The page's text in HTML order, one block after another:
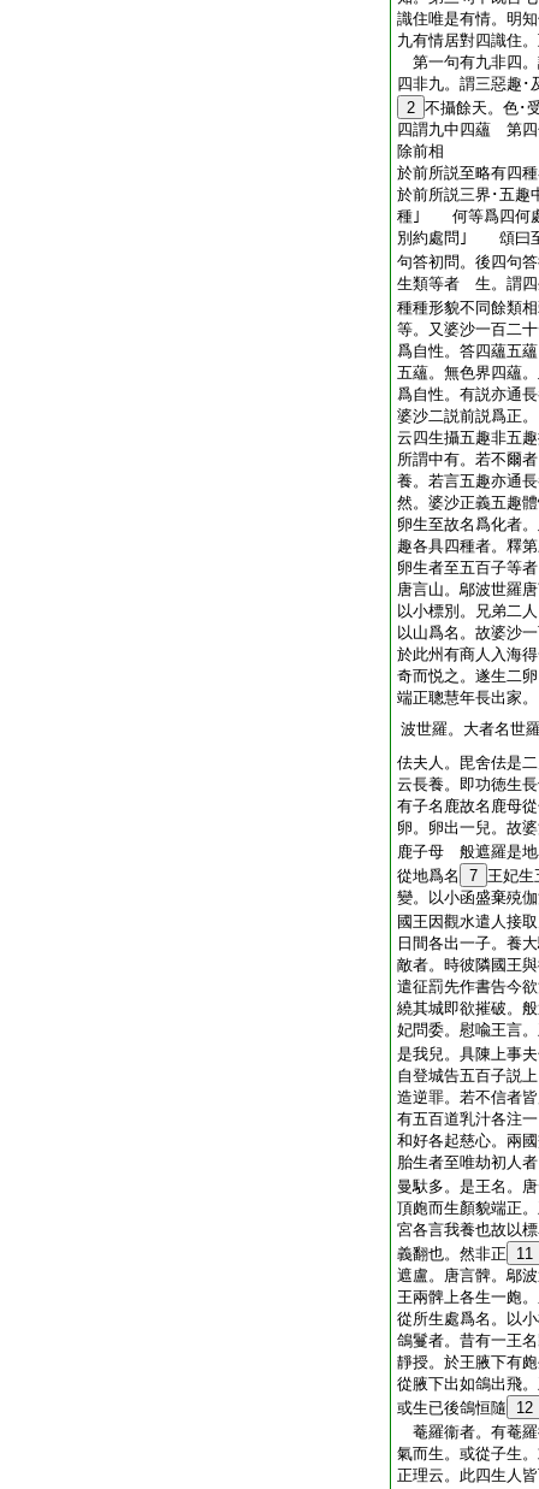
識住唯是有情。明
九有情居對四識住
第一句有九非四
四非九。謂三惡趣･
2 不攝餘天。色
四謂九中四蘊 第四
除前相
於前所説至略有四
於前所説三界･五趣
種｣ 何等爲四何處
別約處問｣ 頌曰至
句答初問。後四
生類等者 生。謂四
種種形貌不同餘類
等。又婆沙一百二
爲自性。答四蘊五
五蘊。無色界四蘊
爲自性。有説亦通
婆沙二説前説爲正
云四生攝五趣非五
所謂中有。若不爾
養。若言五趣亦通
然。婆沙正義五
卵生至故名爲化
趣各具四種者。
卵生者至五百子等
唐言山。鄔波世羅
以小標別。兄弟二
以山爲名。故婆沙
於此州有商人入海
奇而悦之。遂生二
端正聰慧年長出家
波世羅。大者名世
佉夫人。毘舍佉是
云長養。即功徳生
有子名鹿故名鹿母
卵。卵出一兒。故
鹿子母 般遮羅是地
從地爲名
7 王妃生
變。以小函盛棄殑
國王因觀水遣人接
日間各出一子。養
敵者。時彼隣國王
遣征罰先作書告今
繞其城即欲摧破。
妃問委。慰喩王言
是我兒。具陳上事
自登城告五百子説
造逆罪。若不信者
有五百道乳汁各注
和好各起慈心。
胎生者至唯劫初人
曼馱多。是王名。
頂皰而生顏貌端正
宮各言我養也故以
義翻也。然非正
11
遮盧。唐言髀。鄔
王兩髀上各生一皰
從所生處爲名。以
鴿鬘者。昔有一王
靜授。於王腋下有
從腋下出如鴿出飛
或生已後鴿恒隨
12
菴羅衞者。有菴
氣而生。或從子生
正理云。此四生人